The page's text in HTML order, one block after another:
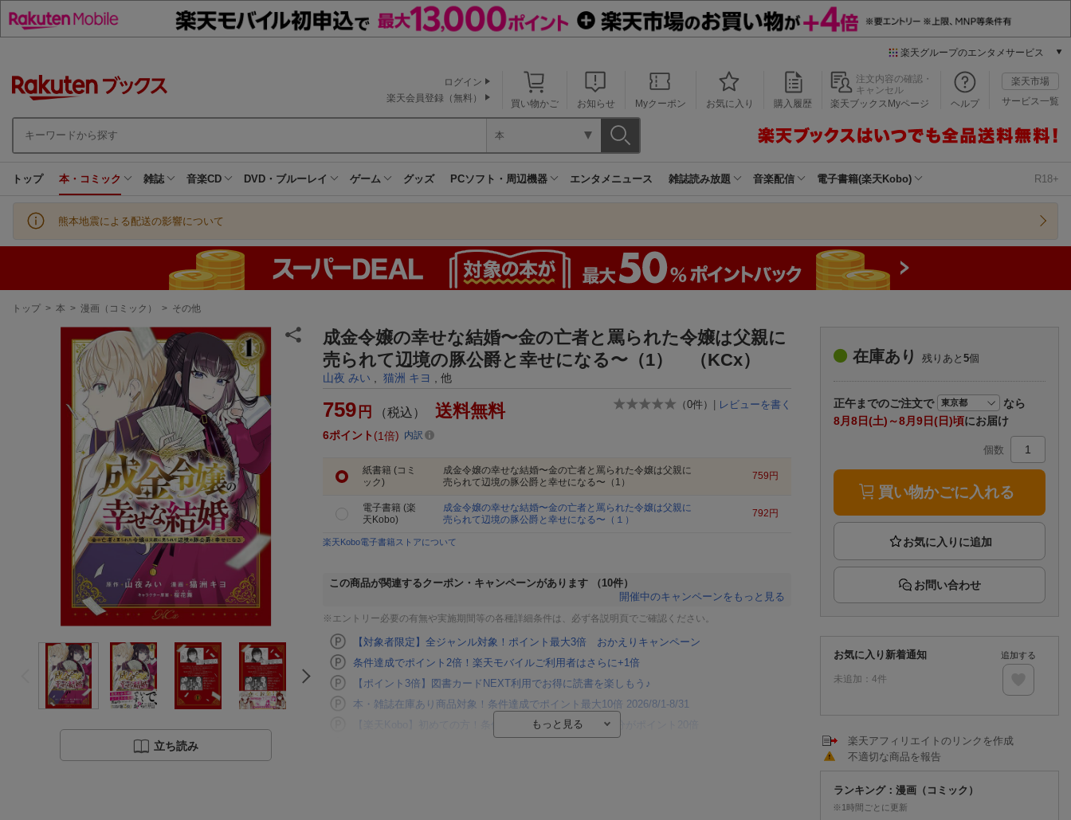
楽天グループのエンタメサービス
本/ゲーム/CD/DVD
楽天ブックス
楽天Kobo
楽天チケット
エンタメニュース
推し楽
買い物かご お知らせ Myクーポン お気に入り 購入履歴
注文内容の確認・
キャンセル
楽天ブックスMyページ
ヘルプ
楽天市場
サービス一覧
ログイン
楽天会員登録（無料）
本
トップ 本・コミック 雑誌 音楽CD DVD・ブルーレイ ゲーム グッズ PCソフト・周辺機器 エンタメニュース 雑誌読み放題 音楽配信 電子書籍(楽天Kobo) R18+
熊本地震による配送の影響について
現
トップ > 本 > 漫画（コミック） > その他
立ち読み
成金令嬢の幸せな結婚〜金の亡者と罵られた令嬢は父親に
売られて辺境の豚公爵と幸せになる〜（1） （KCx）
山夜 みい 猫洲 キヨ , 他
（0件） | レビューを書く
759 円 （税込） 送料無料
6ポイント 1倍 内訳
紙書籍 (コミ
ック)
成金令嬢の幸せな結婚〜金の亡者と罵られた令嬢は父親に
売られて辺境の豚公爵と幸せになる〜（1）
759 円
電子書籍 (楽
天Kobo)
成金令嬢の幸せな結婚〜金の亡者と罵られた令嬢は父親に
売られて辺境の豚公爵と幸せになる〜（１）
792 円
楽天Kobo電子書籍ストアについて
この商品が関連するクーポン・キャンペーンがあります
（10件）
開催中のキャンペーンをもっと見る
※エントリー必要の有無や実施期間等の各種詳細条件は、必ず各説明頁でご確認ください。
【対象者限定】全ジャンル対象！ポイント最大3倍 おかえりキャンペーン
条件達成でポイント2倍！楽天モバイルご利用者はさらに+1倍
【ポイント3倍】図書カードNEXT利用でお得に読書を楽しもう♪
本・雑誌在庫あり商品対象！条件達成でポイント最大10倍 2026/8/1-8/31
【楽天Kobo】初めての方！条件達成で楽天ブックス購入分がポイント20倍
在庫あり 残りあと 5個
正午までのご注文で
なら
8月8日(土)～8月9日(日)頃にお届け
個数
買い物かごに入れる
お問い合わせ
お気に入り新着通知
未追加： 4件
追加する
楽天アフィリエイトのリンクを作成
不適切な商品を報告
ランキング：漫画（コミック）
※1時間ごとに更新